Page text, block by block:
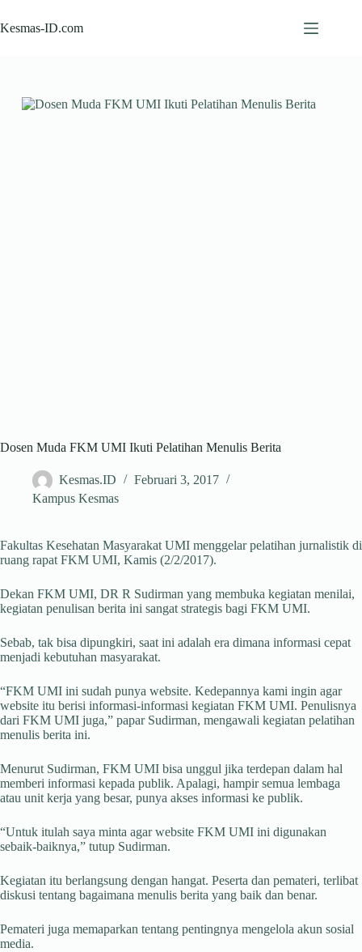
to
content
Kesmas-ID.com
Dosen Muda FKM UMI Ikuti Pelatihan Menulis Berita
Kesmas.ID
Februari 3, 2017
Kampus Kesmas
Fakultas Kesehatan Masyarakat UMI menggelar pelatihan jurnalistik di
ruang rapat FKM UMI, Kamis (2/2/2017).
Dekan FKM UMI, DR R Sudirman yang membuka kegiatan menilai,
kegiatan penulisan berita ini sangat strategis bagi FKM UMI.
Sebab, tak bisa dipungkiri, saat ini adalah era dimana informasi cepat
menjadi kebutuhan masyarakat.
“FKM UMI ini sudah punya website. Kedepannya kami ingin agar
website itu berisi informasi-informasi kegiatan FKM UMI. Penulisnya
dari FKM UMI juga,” papar Sudirman, mengawali kegiatan pelatihan
menulis berita ini.
Menurut Sudirman, FKM UMI bisa unggul jika terdepan dalam hal
memberi informasi kepada publik. Apalagi, hampir semua lembaga
atau unit kerja yang besar, punya akses informasi ke publik.
“Untuk itulah saya minta agar website FKM UMI ini digunakan
sebaik-baiknya,” tutup Sudirman.
Kegiatan itu berlangsung dengan hangat. Peserta dan pemateri, terlibat
diskusi tentang bagaimana menulis berita yang baik dan benar.
Pemateri juga memaparkan tentang pentingnya mengelola akun sosial
media.